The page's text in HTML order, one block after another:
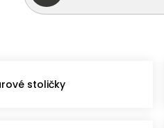
stoličky